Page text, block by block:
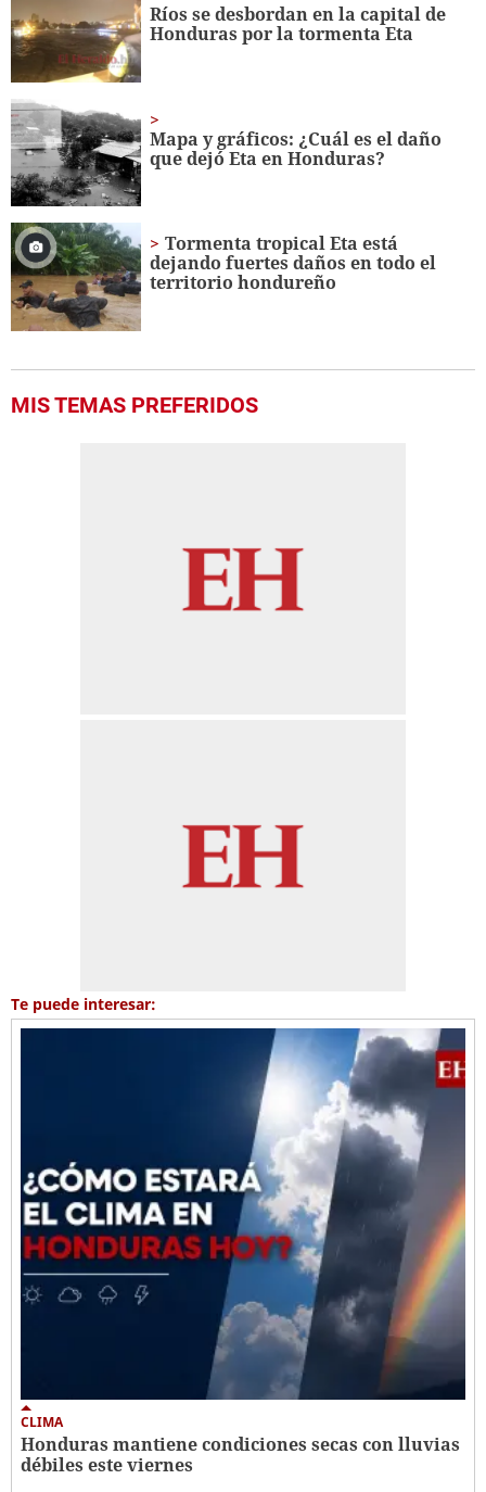
Ríos se desbordan en la capital de
Honduras por la tormenta Eta
Mapa y gráficos: ¿Cuál es el daño
que dejó Eta en Honduras?
Tormenta tropical Eta está
dejando fuertes daños en todo el
territorio hondureño
MIS TEMAS PREFERIDOS
Te puede interesar:
CLIMA
Honduras mantiene condiciones secas con lluvias
débiles este viernes